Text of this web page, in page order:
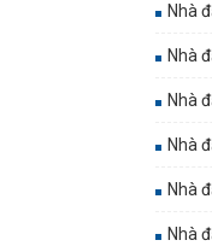
Nhà
Nhà
Nhà
Nhà
Nhà
Nhà